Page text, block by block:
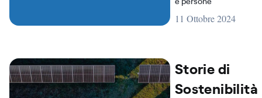
11 Ottobre 2024
Storie di
Sostenibilità